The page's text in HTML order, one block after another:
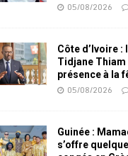
05/08/2026
Côte d’Ivoire :
Tidjane
présence à la
05/08/2026
Guinée :
s’offre